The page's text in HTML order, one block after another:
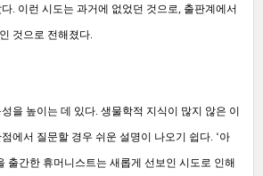
. 이런 시도는 과거에 없었던 것으로, 출판계에서
것으로 전해졌다.
을 높이는 데 있다. 생물학적 지식이 많지 않은 이
에서 질문할 경우 쉬운 설명이 나오기 쉽다. ‘아
출간한 휴머니스트는 새롭게 선보인 시도로 인해